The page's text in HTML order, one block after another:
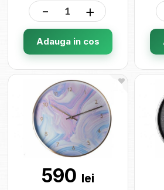
- +
Adauga in cos
590 lei